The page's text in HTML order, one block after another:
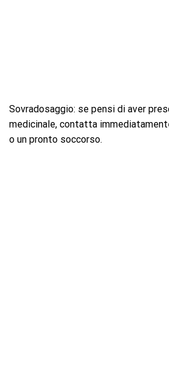
Sovradosaggio: se pensi di aver
medicinale, contatta
o un pronto soccorso.